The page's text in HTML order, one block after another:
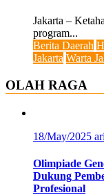
Jakarta –
program...
Berita Daerah
Jakarta Warta
OLAH RAGA
18/May/2025
Olimpiade
Dukung
Profesional